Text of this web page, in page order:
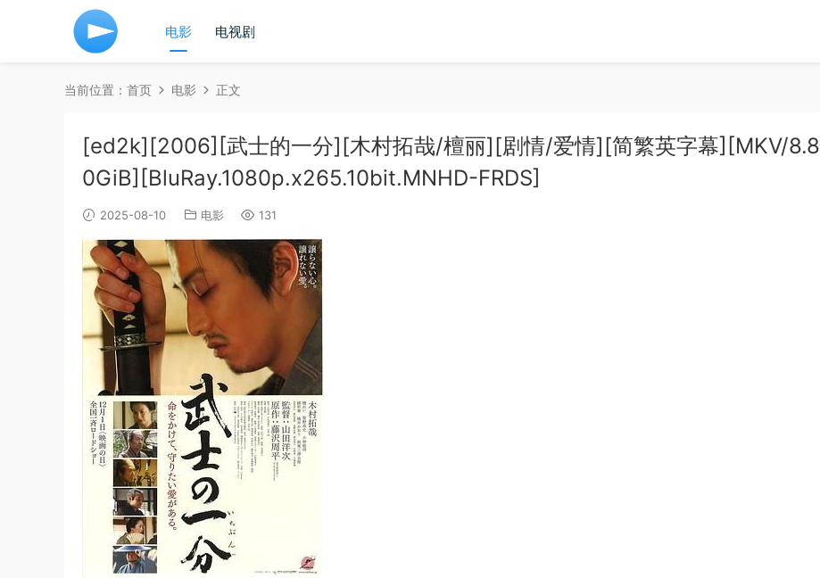
电影 电视剧
当前位置： 首页 电影 正文
[ed2k][2006][武士的一分][木村拓哉/檀丽][剧情/爱情][简繁英字幕][MKV/8.8
0GiB][BluRay.1080p.x265.10bit.MNHD-FRDS]
2025-08-10 电影 131